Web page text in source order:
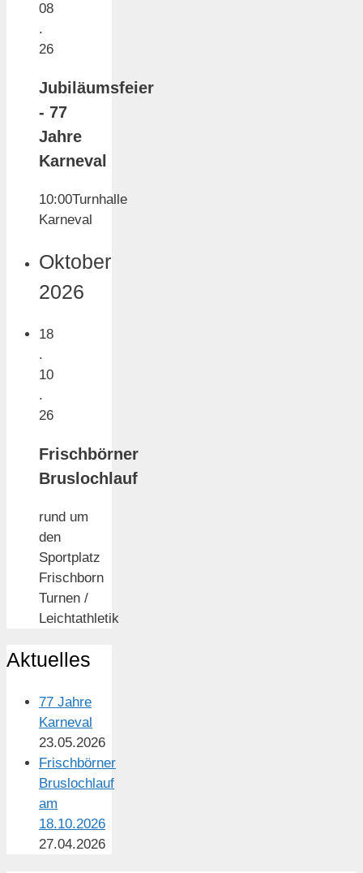
08
.
26
Jubiläumsfeier
- 77
Jahre
Karneval
10:00Turnhalle
Karneval
Oktober
2026
18
.
10
.
26
Frischbörner
Bruslochlauf
rund um
den
Sportplatz
Frischborn
Turnen /
Leichtathletik
Aktuelles
77 Jahre
Karneval
23.05.2026
Frischbörner
Bruslochlauf
am
18.10.2026
27.04.2026